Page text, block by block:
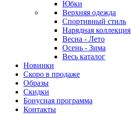
Юбки
Верхняя одежда
Спортивный стиль
Нарядная коллекция
Весна - Лето
Осень - Зима
Весь каталог
Новинки
Скоро в продаже
Образы
Скидки
Бонусная программа
Контакты